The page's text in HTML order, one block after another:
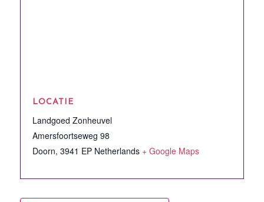
LOCATIE
Landgoed Zonheuvel
Amersfoortseweg 98
Doorn, 3941 EP Netherlands + Google Maps